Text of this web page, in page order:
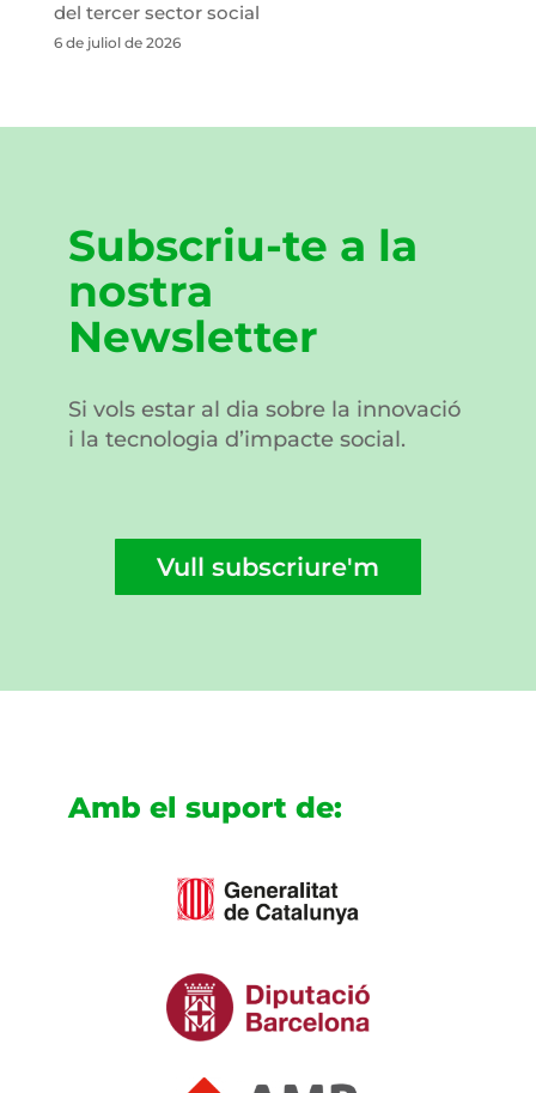
del tercer sector social
6 de juliol de 2026
Subscriu-te a la
nostra
Newsletter
Si vols estar al dia sobre la innovació
i la tecnologia d’impacte social.
Vull subscriure'm
Amb el suport de: